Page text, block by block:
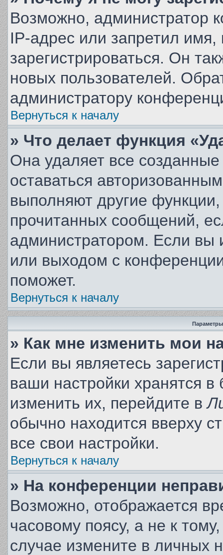
Возможно, администратор
IP-адрес или запретил
зарегистрироваться. Он
новых пользователей.
администратору
Вернуться к началу
» Что делает функция
Она удаляет все
оставаться
выполняют другие
прочитанных сообщений,
администратором. Если вы
или выходом с
поможет.
Вернуться к началу
Параметры
» Как мне изменить мои
Если вы являетесь
ваши настройки хранятся
изменить их, перейдите в
обычно находится вверху
все свои настройки.
Вернуться к началу
» На конференции
Возможно, отображается
часовому поясу, а не к
случае измените в личных